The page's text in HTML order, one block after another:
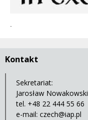
.
Kontakt
Sekretariat:
Jarosław Nowakowski
tel. +48 22 444 55 66
e-mail: czech@iap.pl